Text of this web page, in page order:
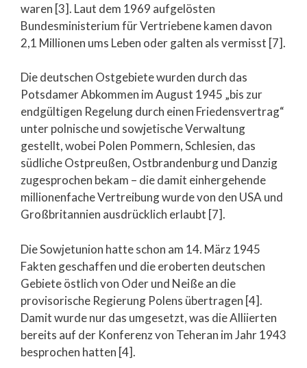
waren [3]. Laut dem 1969 aufgelösten
Bundesministerium für Vertriebene kamen davon
2,1 Millionen ums Leben oder galten als vermisst [7].
Die deutschen Ostgebiete wurden durch das
Potsdamer Abkommen im August 1945 „bis zur
endgültigen Regelung durch einen Friedensvertrag“
unter polnische und sowjetische Verwaltung
gestellt, wobei Polen Pommern, Schlesien, das
südliche Ostpreußen, Ostbrandenburg und Danzig
zugesprochen bekam – die damit einhergehende
millionenfache Vertreibung wurde von den USA und
Großbritannien ausdrücklich erlaubt [7].
Die Sowjetunion hatte schon am 14. März 1945
Fakten geschaffen und die eroberten deutschen
Gebiete östlich von Oder und Neiße an die
provisorische Regierung Polens übertragen [4].
Damit wurde nur das umgesetzt, was die Alliierten
bereits auf der Konferenz von Teheran im Jahr 1943
besprochen hatten [4].